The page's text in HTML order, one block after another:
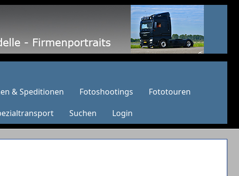
& Speditionen Fotoshootings
Fototouren
Suchen Login